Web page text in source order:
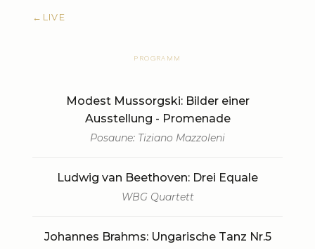
← LIVE
PROGRAMM
Modest Mussorgski: Bilder einer
Ausstellung - Promenade
Posaune: Tiziano Mazzoleni
Ludwig van Beethoven: Drei Equale
WBG Quartett
Johannes Brahms: Ungarische Tanz Nr.5